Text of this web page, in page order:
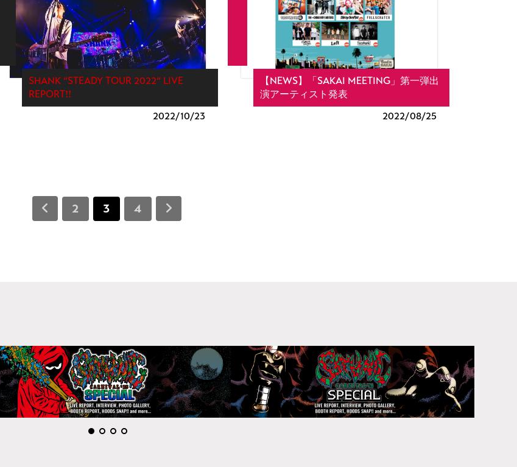
SHANK “STEADY TOUR 2022“ LIVE
REPORT!!
2022/10/23
【NEWS】「SAKAI MEETING」第一弾出
演アーティスト発表
2022/08/25
2 3 4